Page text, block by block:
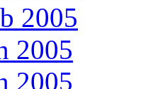
2005
2005
2005